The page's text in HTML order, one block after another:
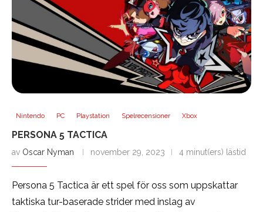
Nintendo PC Playstation Spelrecensioner Xbox
PERSONA 5 TACTICA
av Oscar Nyman november 29, 2023 4 minut(ers) lästid
Persona 5 Tactica är ett spel för oss som uppskattar
taktiska tur-baserade strider med inslag av